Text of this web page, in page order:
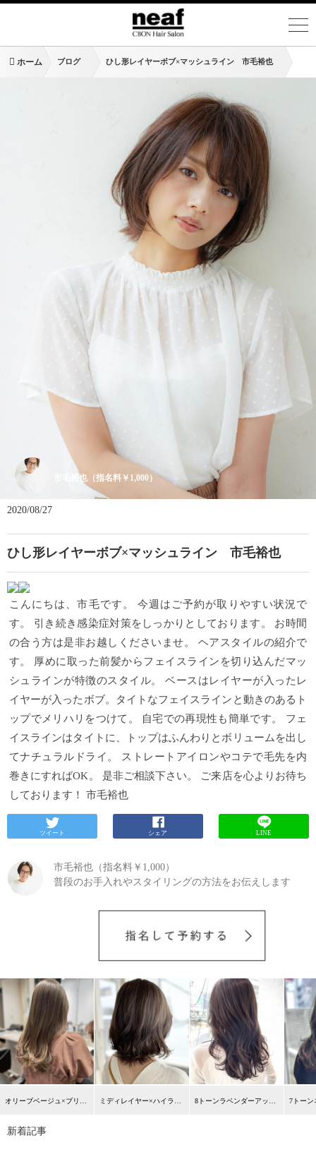
ホーム ブログ ひし形レイヤーボブ×マッシュライン 市毛裕也
市毛裕也（指名料￥1,000）
2020/08/27
ひし形レイヤーボブ×マッシュライン 市毛裕也
こんにちは、市毛です。 今週はご予約が取りやすい状況で
す。 引き続き感染症対策をしっかりとしております。 お時間
の合う方は是非お越しくださいませ。 ヘアスタイルの紹介で
す。 厚めに取った前髪からフェイスラインを切り込んだマッ
シュラインが特徴のスタイル。 ベースはレイヤーが入ったレ
イヤーが入ったボブ。タイトなフェイスラインと動きのあるト
ップでメリハリをつけて。 自宅での再現性も簡単です。 フェ
イスラインはタイトに、トップはふんわりとボリュームを出し
てナチュラルドライ。 ストレートアイロンやコテで毛先を内
巻きにすればOK。 是非ご相談下さい。 ご来店を心よりお待ち
しております！ 市毛裕也
ツイート シェア LINE
市毛裕也（指名料￥1,000）
普段のお手入れやスタイリングの方法をお伝えします
オリーブベージュ×ブリーチハイライト 市毛 ミディレイヤー×ハイライトカラー 市毛裕也 8トーンラベンダーアッシュ×巻き髪レイヤー市毛裕也
新着記事